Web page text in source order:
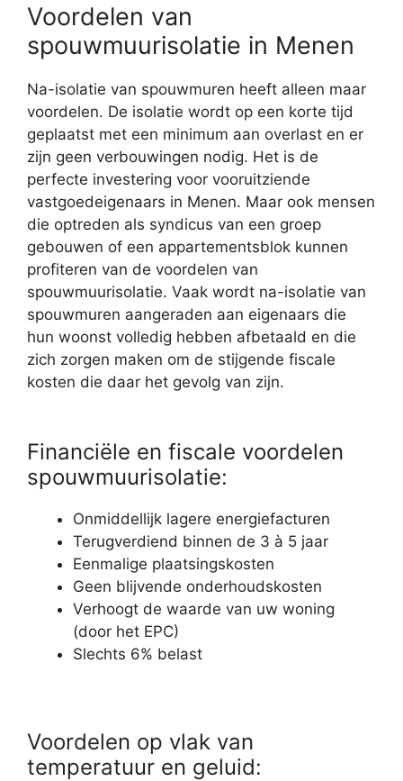
Voordelen van
spouwmuurisolatie in Menen
Na-isolatie van spouwmuren heeft alleen maar
voordelen. De isolatie wordt op een korte tijd
geplaatst met een minimum aan overlast en er
zijn geen verbouwingen nodig. Het is de
perfecte investering voor vooruitziende
vastgoedeigenaars in Menen. Maar ook mensen
die optreden als syndicus van een groep
gebouwen of een appartementsblok kunnen
profiteren van de voordelen van
spouwmuurisolatie. Vaak wordt na-isolatie van
spouwmuren aangeraden aan eigenaars die
hun woonst volledig hebben afbetaald en die
zich zorgen maken om de stijgende fiscale
kosten die daar het gevolg van zijn.
Financiële en fiscale voordelen
spouwmuurisolatie:
Onmiddellijk lagere energiefacturen
Terugverdiend binnen de 3 à 5 jaar
Eenmalige plaatsingskosten
Geen blijvende onderhoudskosten
Verhoogt de waarde van uw woning
(door het EPC)
Slechts 6% belast
Voordelen op vlak van
temperatuur en geluid: